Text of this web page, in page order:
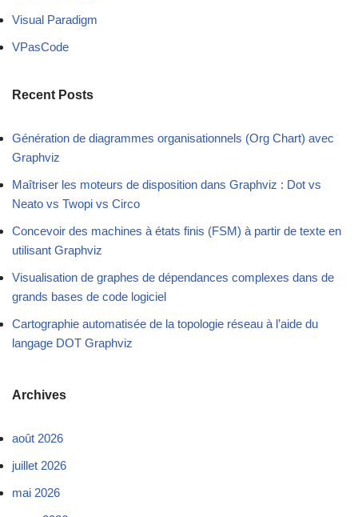
Visual Paradigm
VPasCode
Recent Posts
Génération de diagrammes organisationnels (Org Chart) avec
Graphviz
Maîtriser les moteurs de disposition dans Graphviz : Dot vs
Neato vs Twopi vs Circo
Concevoir des machines à états finis (FSM) à partir de texte en
utilisant Graphviz
Visualisation de graphes de dépendances complexes dans de
grands bases de code logiciel
Cartographie automatisée de la topologie réseau à l’aide du
langage DOT Graphviz
Archives
août 2026
juillet 2026
mai 2026